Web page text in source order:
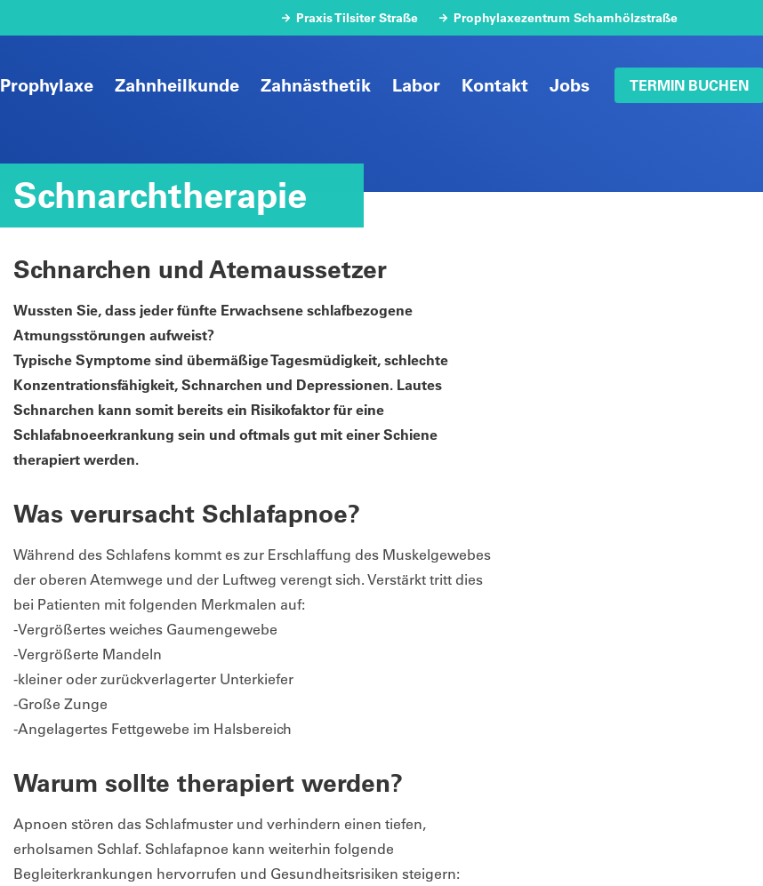
Praxis Tilsiter Straße Prophylaxezentrum Scharnhölzstraße
Prophylaxe Zahnheilkunde Zahnästhetik Labor Kontakt Jobs TERMIN BUCHEN
Schnarchtherapie
Schnarchen und Atemaussetzer
Wussten Sie, dass jeder fünfte Erwachsene schlafbezogene
Atmungsstörungen aufweist?
Typische Symptome sind übermäßige Tagesmüdigkeit, schlechte
Konzentrationsfähigkeit, Schnarchen und Depressionen. Lautes
Schnarchen kann somit bereits ein Risikofaktor für eine
Schlafabnoeerkrankung sein und oftmals gut mit einer Schiene
therapiert werden.
Was verursacht Schlafapnoe?
Während des Schlafens kommt es zur Erschlaffung des Muskelgewebes
der oberen Atemwege und der Luftweg verengt sich. Verstärkt tritt dies
bei Patienten mit folgenden Merkmalen auf:
-Vergrößertes weiches Gaumengewebe
-Vergrößerte Mandeln
-kleiner oder zurückverlagerter Unterkiefer
-Große Zunge
-Angelagertes Fettgewebe im Halsbereich
Warum sollte therapiert werden?
Apnoen stören das Schlafmuster und verhindern einen tiefen,
erholsamen Schlaf. Schlafapnoe kann weiterhin folgende
Begleiterkrankungen hervorrufen und Gesundheitsrisiken steigern: